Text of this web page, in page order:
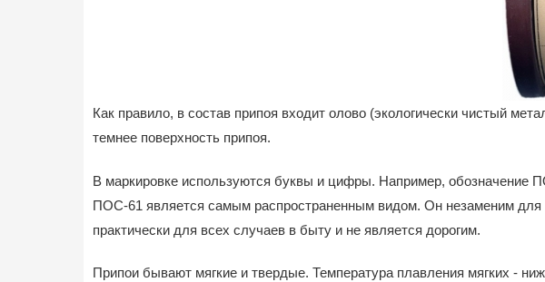
Как правило, в состав припоя входит олово (экологически чистый
темнее поверхность припоя.
В маркировке используются буквы и цифры. Например, обозначение
ПОС-61 является самым распространенным видом. Он незаменим
практически для всех случаев в быту и не является дорогим.
Припои бывают мягкие и твердые. Температура плавления мягких -